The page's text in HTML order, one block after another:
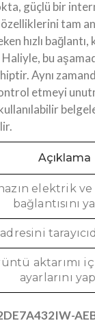
güçlü bir
tam
hızlı bağlantı,
bu
Aynı
etmeyi
Açıklama
elektrik
bağlantısını
aktarımı
ayarlarını